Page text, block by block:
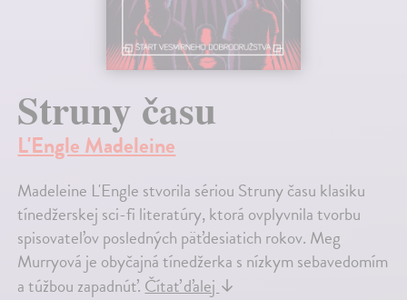
Struny času
L'Engle Madeleine
Madeleine L'Engle stvorila sériou Struny času klasiku
tínedžerskej sci-fi literatúry, ktorá ovplyvnila tvorbu
spisovateľov posledných päťdesiatich rokov. Meg
Murryová je obyčajná tínedžerka s nízkym sebavedomím
a túžbou zapadnúť.Čítať ďalej↓